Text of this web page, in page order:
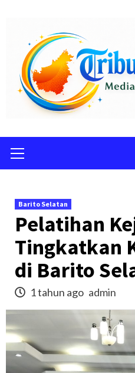
content
Menu
Barito Selatan
Pelatihan
Tingkatkan
di Barito
1 tahun ago admin